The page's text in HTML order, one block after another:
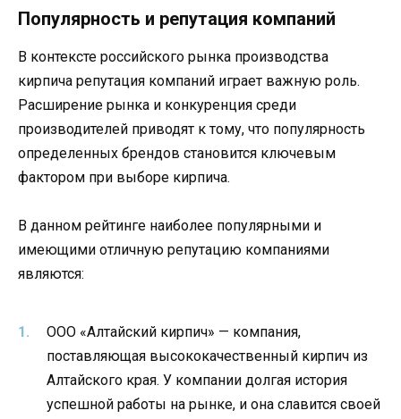
Популярность и репутация компаний
В контексте российского рынка производства
кирпича репутация компаний играет важную роль.
Расширение рынка и конкуренция среди
производителей приводят к тому, что популярность
определенных брендов становится ключевым
фактором при выборе кирпича.
В данном рейтинге наиболее популярными и
имеющими отличную репутацию компаниями
являются:
ООО «Алтайский кирпич» — компания,
поставляющая высококачественный кирпич из
Алтайского края. У компании долгая история
успешной работы на рынке, и она славится своей